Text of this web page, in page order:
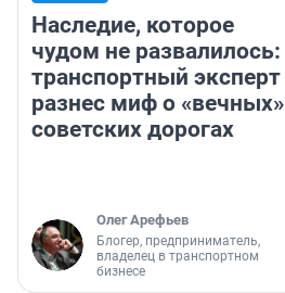
Наследие, которое
чудом не развалилось:
транспортный эксперт
разнес миф о «вечных»
советских дорогах
Олег Арефьев
Блогер, предприниматель,
владелец в транспортном
бизнесе